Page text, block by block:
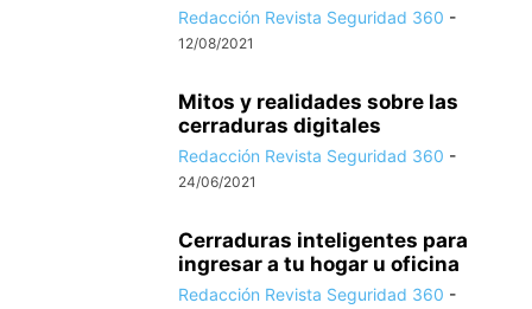
Redacción Revista Seguridad 360 -
12/08/2021
Mitos y realidades sobre las
cerraduras digitales
Redacción Revista Seguridad 360 -
24/06/2021
Cerraduras inteligentes para
ingresar a tu hogar u oficina
Redacción Revista Seguridad 360 -